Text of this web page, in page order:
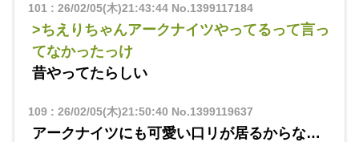
101 : 26/02/05(木)21:43:44No.1399117184
>ちえりちゃんアークナイツやってるって言っ
てなかったっけ
昔やってたらしい
109: 26/02/05(木)21:50:40 No.1399119637
アークナイツにも可愛い口リが居るからな…